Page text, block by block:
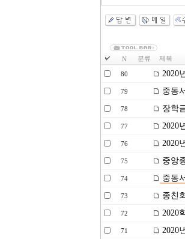
N 분류 제목
80 2020
79 중동
78 장학
77 2020
76 2020
75 중앙
74 중동
73 종친
72 2020
71 2020